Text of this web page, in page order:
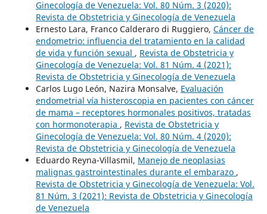
Ginecología de Venezuela: Vol. 80 Núm. 3 (2020):
Revista de Obstetricia y Ginecología de Venezuela
Ernesto Lara, Franco Calderaro di Ruggiero, Cáncer de
endometrio: influencia del tratamiento en la calidad
de vida y función sexual , Revista de Obstetricia y
Ginecología de Venezuela: Vol. 81 Núm. 4 (2021):
Revista de Obstetricia y Ginecología de Venezuela
Carlos Lugo León, Nazira Monsalve, Evaluación
endometrial vía histeroscopia en pacientes con cáncer
de mama – receptores hormonales positivos, tratadas
con hormonoterapia , Revista de Obstetricia y
Ginecología de Venezuela: Vol. 80 Núm. 4 (2020):
Revista de Obstetricia y Ginecología de Venezuela
Eduardo Reyna-Villasmil, Manejo de neoplasias
malignas gastrointestinales durante el embarazo ,
Revista de Obstetricia y Ginecología de Venezuela: Vol.
81 Núm. 3 (2021): Revista de Obstetricia y Ginecología
de Venezuela